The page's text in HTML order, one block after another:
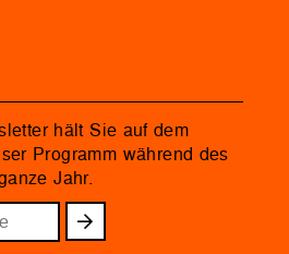
hält Sie auf dem
Programm während des
Jahr.